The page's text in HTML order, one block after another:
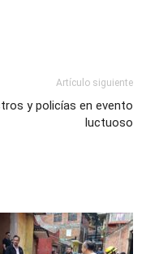
Artículo siguiente
y policías en evento
luctuoso